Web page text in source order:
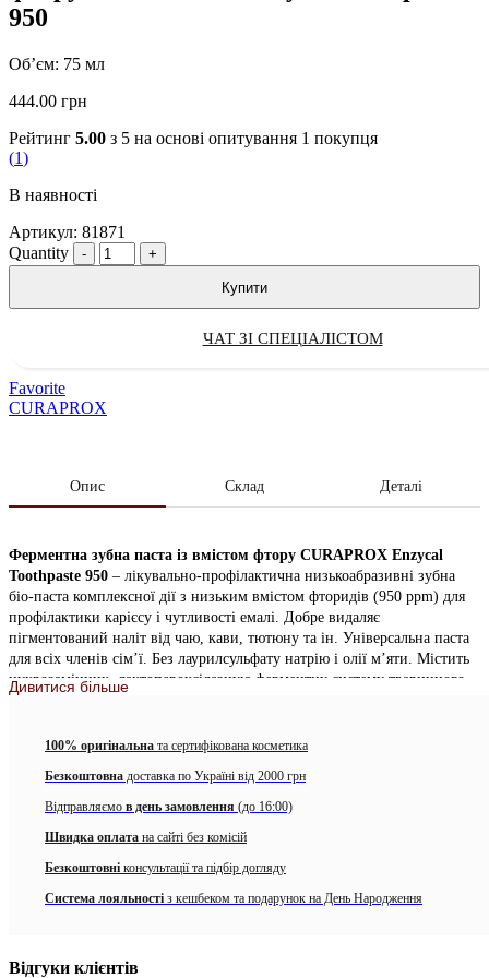
950
Об’єм: 75 мл
444.00 грн
Рейтинг 5.00 з 5 на основі опитування 1 покупця
(1)
В наявності
Артикул: 81871
Quantity
Купити
ЧАТ ЗІ СПЕЦІАЛІСТОМ
Favorite
CURAPROX
Опис Склад Деталі
Ферментна зубна паста із вмістом фтору CURAPROX Enzycal
Toothpaste 950 – лікувально-профілактична низькоабразивні зубна
біо-паста комплексної дії з низьким вмістом фторидів (950 ppm) для
профілактики карієсу і чутливості емалі. Добре видаляє
пігментований наліт від чаю, кави, тютюну та ін. Універсальна паста
для всіх членів сім’ї. Без лаурилсульфату натрію і олії м’яти. Містить
цукрозамінник, лактопероксідазную ферментну систему тваринного
походження, властиву слині людини. Активна в присутності води.
Чудово підходить для використання зі звуковими щітками.
Показання до застосування:
Для профілактики карієсу.
(афтозні, герпетичні і т.д.).
Для профілактики і при лікуванні хронічних травм губи і
При ксеростомии (цукровий діабет, імунодефіцит,
Дивитися більше
100% оригінальна та сертифікована косметика
Безкоштовна доставка по Україні від 2000 грн
Відправляємо в день замовлення (до 16:00)
Швидка оплата на сайті без комісій
Безкоштовні консультації та підбір догляду
Система лояльності з кешбеком та подарунок на День Народження
Відгуки клієнтів